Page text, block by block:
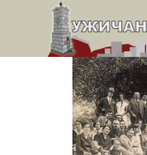
2443